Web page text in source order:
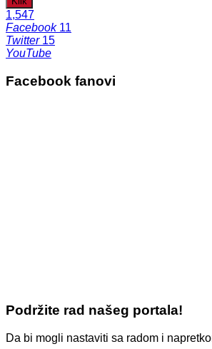
1,547
Facebook 11
Twitter 15
YouTube
Facebook fanovi
Podržite rad našeg portala!
Da bi mogli nastaviti sa radom i